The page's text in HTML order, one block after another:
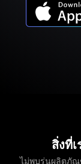
สิ่งที่
ไม่พบรุ่นผลิตภัณ